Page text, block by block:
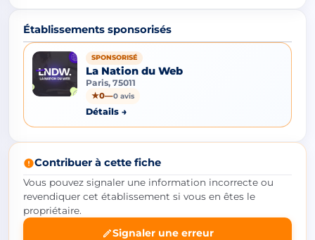
Établissements sponsorisés
SPONSORISÉ
La Nation du Web
Paris, 75011
★0—0 avis
Détails →
Contribuer à cette fiche
Vous pouvez signaler une information incorrecte ou
revendiquer cet établissement si vous en êtes le
propriétaire.
Signaler une erreur